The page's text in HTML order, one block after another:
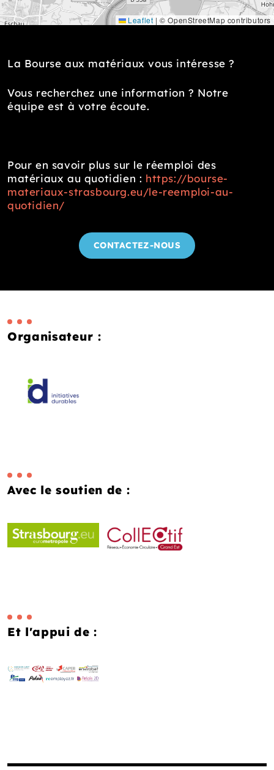
Leaflet | © OpenStreetMap contributors
La Bourse aux matériaux vous intéresse ?
Vous recherchez une information ? Notre
équipe est à votre écoute.
Pour en savoir plus sur le réemploi des
matériaux au quotidien : https://bourse-
materiaux-strasbourg.eu/le-reemploi-au-
quotidien/
CONTACTEZ-NOUS
Organisateur :
Avec le soutien de :
Et l'appui de :